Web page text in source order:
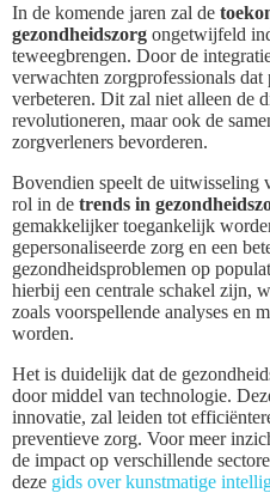
In de komende jaren zal de
gezondheidszorg ongetwijfeld
teweegbrengen. Door de
verwachten zorgprofessionals
verbeteren. Dit zal niet alleen de
revolutioneren, maar ook de
zorgverleners bevorderen.
Bovendien speelt de uitwisseling
rol in de trends in
gemakkelijker toegankelijk
gepersonaliseerde zorg en een
gezondheidsproblemen op
hierbij een centrale schakel zijn,
zoals voorspellende analyses en
worden.
Het is duidelijk dat de
door middel van technologie.
innovatie, zal leiden tot
preventieve zorg. Voor meer
de impact op verschillende
deze gids over kunstmatige